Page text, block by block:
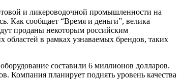
и ликероводочной промышленности на
Как сообщает “Время и деньги”, велика
проданы некоторым российским
областей в рамках узнаваемых брендов, таких
составили 6 миллионов долларов.
Компания планирует поднять уровень качества